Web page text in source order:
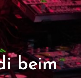
beim